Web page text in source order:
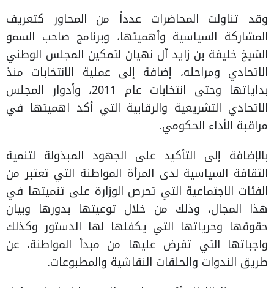
وقد تناولت المحاضرات عدداً من المحاور كتعريف
المشاركة السياسية وأهميتها، وبرنامج صاحب السمو
الشيخ خليفة بن زايد آل نهيان لتمكين المجلس الوطني
الاتحادي ومراحله، إضافة إلى عملية الانتخابات منذ
بداياتها وحتى انتخابات عام 2011، وأدوار المجلس
الاتحادي التشريعية والرقابية التي أكد اهميتها في
مراقبة الأداء الحكومي.
بالإضافة إلى التأكيد على الجهود المبذولة لتنمية
الثقافة السياسية لدى المرأة المواطنة التي تعتبر من
الفئات الاجتماعية التي تحرص الوزارة على تنميتها في
هذا المجال، وذلك من خلال توعيتها بدورها وبيان
حقوقها وحرياتها التي يكفلها لها الدستور وكذلك
واجباتها التي تفرض عليها من مبدأ المواطنة، عن
طريق الندوات والحلقات النقاشية والمطبوعات.